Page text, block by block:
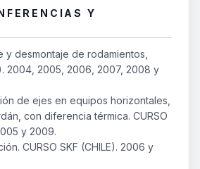
Y
y desmontaje de rodamientos,
2004, 2005, 2006, 2007, 2008 y
de ejes en equipos horizontales,
con diferencia térmica. CURSO
y 2009.
CURSO SKF (CHILE). 2006 y